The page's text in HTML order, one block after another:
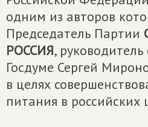
одним из авторов
Председатель Партии
РОССИЯ,
Госдуме Сергей
в целях
питания в российских